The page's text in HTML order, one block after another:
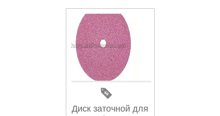
Диск заточной для